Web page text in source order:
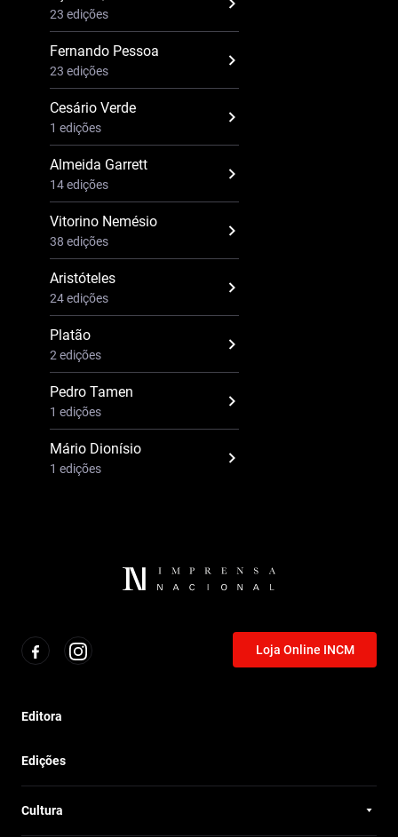
23 edições
Fernando Pessoa
23 edições
Cesário Verde
1 edições
Almeida Garrett
14 edições
Vitorino Nemésio
38 edições
Aristóteles
24 edições
Platão
2 edições
Pedro Tamen
1 edições
Mário Dionísio
1 edições
Loja Online INCM
Editora
Edições
Cultura